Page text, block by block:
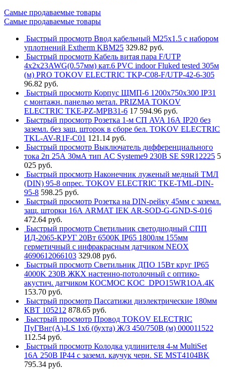
Самые продаваемые товары
Самые продаваемые товары
Быстрый просмотр Ввод кабельный М25х1.5 с набором
уплотнений Extherm KBM25 329.82 руб.
Быстрый просмотр Кабель витая пара F/UTP
4х2х23AWG(0.57мм) кат.6 PVC indoor Fluked tested 305м
(м) PRO TOKOV ELECTRIC TKP-C08-F/UTP-42-6-305
96.82 руб.
Быстрый просмотр Корпус ЩМП-6 1200х750х300 IP31
с монтажн. панелью метал. PRIZMA TOKOV
ELECTRIC TKE-PZ-MPB31-6 17 594.96 руб.
Быстрый просмотр Розетка 1-м СП AVA 16А IP20 без
заземл. без защ. шторок в сборе бел. TOKOV ELECTRIC
TKL-AV-R1F-C01 121.14 руб.
Быстрый просмотр Выключатель дифференциального
тока 2п 25А 30мА тип AC Systeme9 230В SE S9R12225 5
025 руб.
Быстрый просмотр Наконечник луженый медный ТМЛ
(DIN) 95-8 опрес. TOKOV ELECTRIC TKE-TML-DIN-
95-8 598.25 руб.
Быстрый просмотр Розетка на DIN-рейку 45мм с заземл.
защ. шторки 16А ARMAT IEK AR-SOD-G-GND-S-016
472.64 руб.
Быстрый просмотр Светильник светодиодный СПП
ИД-2065-КРУГ 20Вт 6500К IP65 1800лм 155мм
герметичный с инфракрасным датчиком NEOX
4690612066103 329.08 руб.
Быстрый просмотр Светильник ДПО 15Вт круг IP65
4000K 230В ЖКХ настенно-потолочный с оптико-
акустич. датчиком КОСМОС KOC_DPO15WR1OA.4K
153.70 руб.
Быстрый просмотр Пассатижи диэлектрические 180мм
КВТ 105212 878.65 руб.
Быстрый просмотр Провод TOKOV ELECTRIC
ПуГВнг(А)-LS 1х6 (бухта) Ж/З 450/750В (м) 000011522
112.54 руб.
Быстрый просмотр Колодка удлинителя 4-м MultiSet
16А 250В IP44 с заземл. каучук черн. SE MST4104BK
795.34 руб.